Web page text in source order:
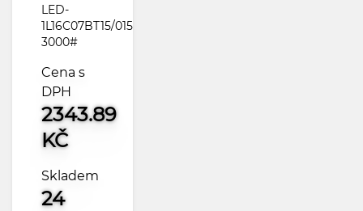
LED-
1L16C07BT15/015
3000#
Cena s
DPH
2343.89
KČ
Skladem
24